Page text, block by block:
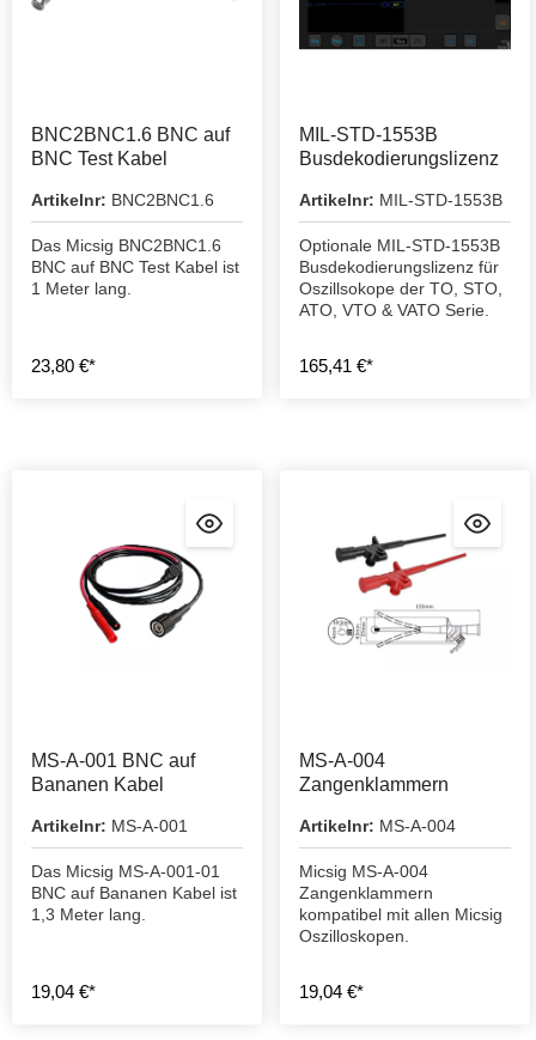
BNC2BNC1.6 BNC auf
BNC Test Kabel
Artikelnr: BNC2BNC1.6
Das Micsig BNC2BNC1.6
BNC auf BNC Test Kabel ist
1 Meter lang.
23,80 €*
MIL-STD-1553B
Busdekodierungslizenz
Artikelnr: MIL-STD-1553B
Optionale MIL-STD-1553B
Busdekodierungslizenz für
Oszillsokope der TO, STO,
ATO, VTO & VATO Serie.
165,41 €*
MS-A-001 BNC auf
Bananen Kabel
Artikelnr: MS-A-001
Das Micsig MS-A-001-01
BNC auf Bananen Kabel ist
1,3 Meter lang.
19,04 €*
MS-A-004
Zangenklammern
Artikelnr: MS-A-004
Micsig MS-A-004
Zangenklammern
kompatibel mit allen Micsig
Oszilloskopen.
19,04 €*